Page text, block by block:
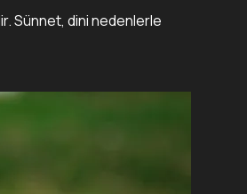
Sünnet, dini nedenlerle